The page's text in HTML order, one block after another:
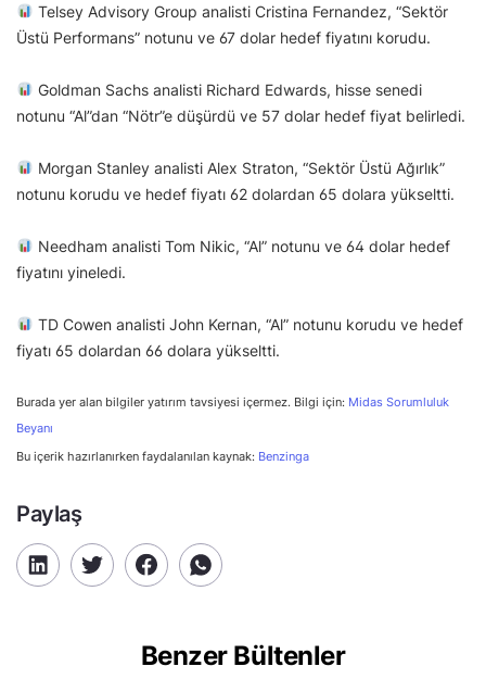
Telsey Advisory Group analisti Cristina Fernandez, “Sektör
Üstü Performans” notunu ve 67 dolar hedef fiyatını korudu.
Goldman Sachs analisti Richard Edwards, hisse senedi
notunu “Al”dan “Nötr”e düşürdü ve 57 dolar hedef fiyat belirledi.
Morgan Stanley analisti Alex Straton, “Sektör Üstü Ağırlık”
notunu korudu ve hedef fiyatı 62 dolardan 65 dolara yükseltti.
Needham analisti Tom Nikic, “Al” notunu ve 64 dolar hedef
fiyatını yineledi.
TD Cowen analisti John Kernan, “Al” notunu korudu ve hedef
fiyatı 65 dolardan 66 dolara yükseltti.
Burada yer alan bilgiler yatırım tavsiyesi içermez. Bilgi için: Midas Sorumluluk
Beyanı
Bu içerik hazırlanırken faydalanılan kaynak: Benzinga
Paylaş
Benzer Bültenler